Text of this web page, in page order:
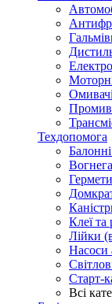
Техдопомога
Клеї та
Лійки
Насоси
Старт-
Всі